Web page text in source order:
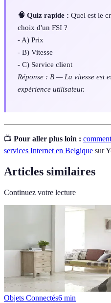
🧠 Quiz rapide : Quel est le
choix d'un FSI ?
- A) Prix
- B) Vitesse
- C) Service client
Réponse : B — La vitesse est
expérience utilisateur.
📺 Pour aller plus loin :
services Internet en Belgique sur
Articles similaires
Continuez votre lecture
Objets Connectés6 min